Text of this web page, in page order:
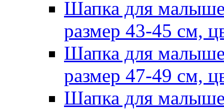
Шапка для
размер 43-45 см,
Шапка для
размер 47-49 см,
Шапка для